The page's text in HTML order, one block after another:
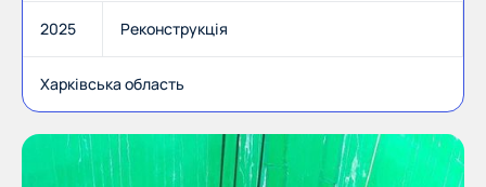
2025 Реконструкція
Харківська область